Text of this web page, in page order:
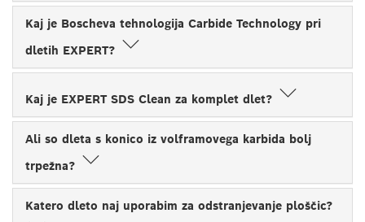
Kaj je Boscheva tehnologija Carbide Technology pri
dletih EXPERT?
Kaj je EXPERT SDS Clean za komplet dlet?
Ali so dleta s konico iz volframovega karbida bolj
trpežna?
Katero dleto naj uporabim za odstranjevanje ploščic?